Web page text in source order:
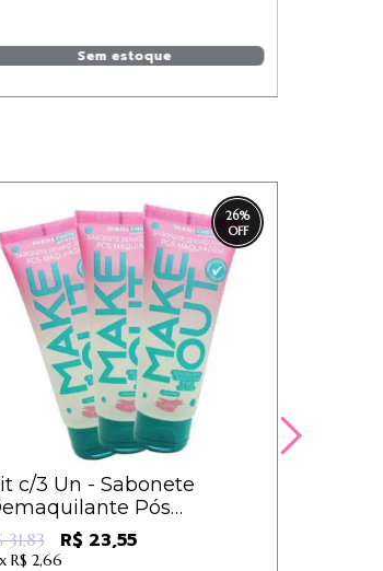
Sem estoque
26%
c/3 Un - Sabonete
Pós
- Make Out -
31,83 R$ 23,55
R$ 2,66